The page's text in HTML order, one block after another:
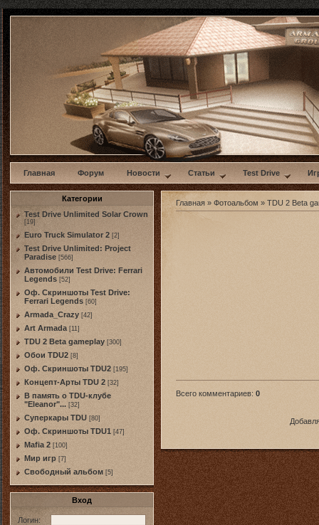
w
Главная Форум Новости Статьи Test Drive
Категории
Test Drive Unlimited Solar Crown
[19]
Euro Truck Simulator 2 [2]
Test Drive Unlimited: Project
Paradise [566]
Автомобили Test Drive: Ferrari
Legends [52]
Оф. Скриншоты Test Drive:
Ferrari Legends [60]
Armada_Crazy [42]
Art Armada [11]
TDU 2 Beta gameplay [300]
Обои TDU2 [8]
Оф. Скриншоты TDU2 [195]
Концепт-Арты TDU 2 [32]
В память о TDU-клубе
"Eleanor"... [32]
Суперкары TDU [80]
Оф. Скриншоты TDU1 [47]
Mafia 2 [100]
Мир игр [7]
Свободный альбом [5]
Вход
Логин:
Главная » Фотоальбом » TDU 2 Beta
Всего комментариев: 0